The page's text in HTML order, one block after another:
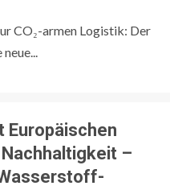
CO₂-armen Logistik: Der
Europäischen
–